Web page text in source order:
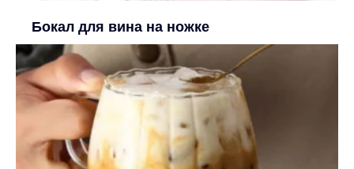
Бокал для вина на ножке